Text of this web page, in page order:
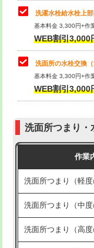
排水管工事（追加
え）
マス交換（土の掘
マス交換（深さ50
マス交換（深さ50
モルタル補修（厚さ
モルタル補修（厚さ
洗面台設置
バスタブ設置
交換・取付（タン
交換・取付(単水栓
式）)
交換・取付(混合水
式・ワンホール）)
（P/S/ポップアッ
交換・取付（その
持込商品取付（単
持込商品取付（混
持込商品取付（浄
給水管工事※（ホー
洗濯水栓給水栓上
基本料金 3,300円+作
WEB割引
洗面所の水栓交換（
基本料金 3,300円+作
WEB割引
洗面所つまり・
作業
洗面所つまり（軽度
洗面所つまり（中度
洗面所つまり（高度